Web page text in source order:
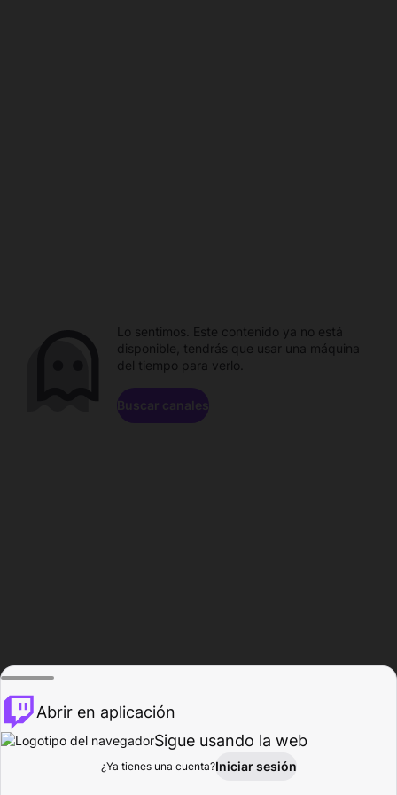
Explorar Actividad
Lo sentimos. Este contenido ya no está
disponible, tendrás que usar una máquina
del tiempo para verlo.
Buscar canales
Abrir en aplicación
Sigue usando la web
¿Ya tienes una cuenta?Iniciar sesión